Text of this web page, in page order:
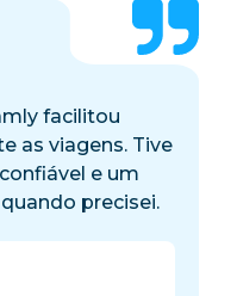
facilitou
as viagens. Tive
e um
precisei.